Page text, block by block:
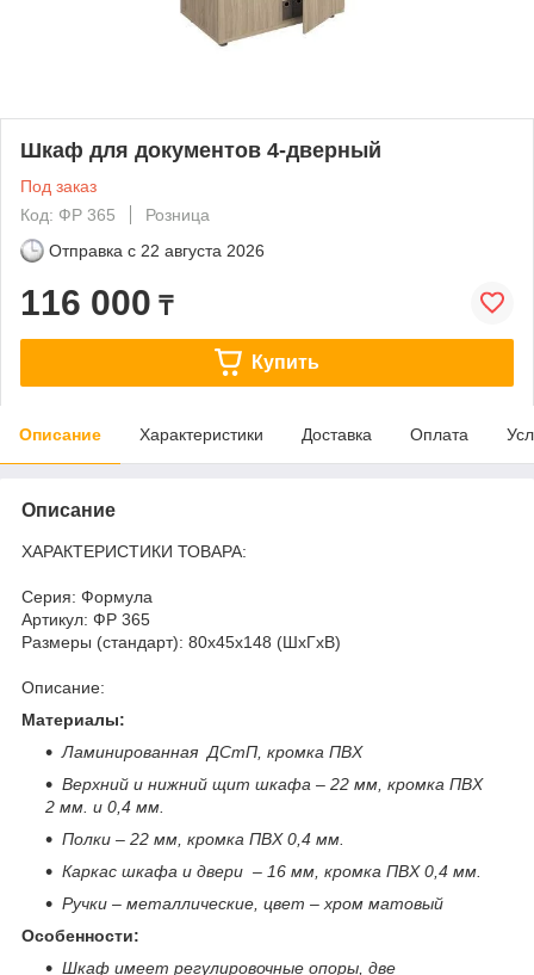
Шкаф для документов 4-дверный
Под заказ
Код: ФР 365
Розница
Отправка с 22 августа 2026
116 000 ₸
Купить
Описание Характеристики Доставка Оплата
Описание
ХАРАКТЕРИСТИКИ ТОВАРА:
Серия: Формула
Артикул: ФР 365
Размеры (стандарт): 80x45x148 (ШхГхВ)
Описание:
Материалы:
Ламинированная ДСтП, кромка ПВХ
Верхний и нижний щит шкафа – 22 мм, кромка ПВХ
2 мм. и 0,4 мм.
Полки – 22 мм, кромка ПВХ 0,4 мм.
Каркас шкафа и двери – 16 мм, кромка ПВХ 0,4 мм.
Ручки – металлические, цвет – хром матовый
Особенности:
Шкаф имеет регулировочные опоры, две